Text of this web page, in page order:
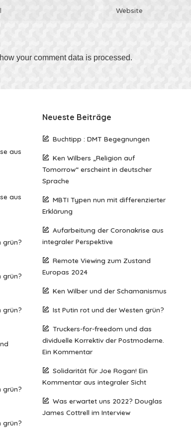
your comment data is processed.
aus
aus
grün?
grün?
grün?
grün?
grün?
Neueste Beiträge
Buchtipp : DMT Begegnungen
Ken Wilbers „Religion auf
Tomorrow“ erscheint in deutscher
Sprache
MBTI Typen nun mit differenzierter
Erklärung
Aufarbeitung der Coronakrise aus
integraler Perspektive
Remote Viewing zum Zustand
Europas 2024
Ken Wilber und der Schamanismus
Ist Putin rot und der Westen grün?
Truckers-for-freedom und das
dividuelle Korrektiv der Postmoderne.
Ein Kommentar
Solidarität für Joe Rogan! Ein
Kommentar aus integraler Sicht
Was erwartet uns 2022? Douglas
James Cottrell im Interview